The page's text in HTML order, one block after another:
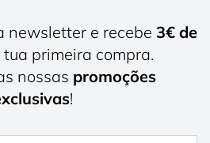
newsletter e recebe 3€ de
tua primeira compra.
nossas promoções
!